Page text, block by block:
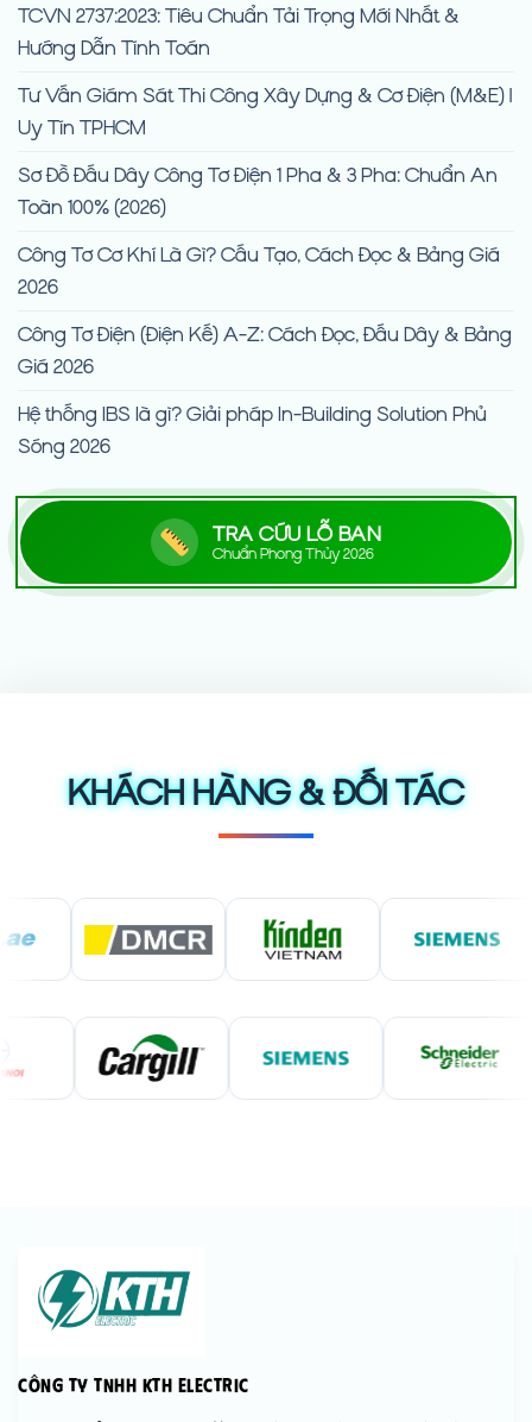
TCVN 2737:2023: Tiêu Chuẩn Tải Trọng Mới Nhất &
Hướng Dẫn Tính Toán
Tư Vấn Giám Sát Thi Công Xây Dựng & Cơ Điện (M&E) |
Uy Tín TPHCM
Sơ Đồ Đấu Dây Công Tơ Điện 1 Pha & 3 Pha: Chuẩn An
Toàn 100% (2026)
Công Tơ Cơ Khí Là Gì? Cấu Tạo, Cách Đọc & Bảng Giá
2026
Công Tơ Điện (Điện Kế) A-Z: Cách Đọc, Đấu Dây & Bảng
Giá 2026
Hệ thống IBS là gì? Giải pháp In-Building Solution Phủ
Sóng 2026
TRA CỨU LỖ BAN
Chuẩn Phong Thủy 2026
KHÁCH HÀNG & ĐỐI TÁC
Công Ty TNHH KTH Electric